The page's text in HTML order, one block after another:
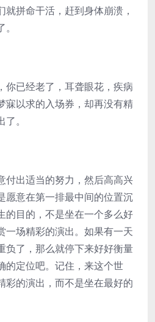
拼命干活，赶到身体崩溃，
已经老了，耳聋眼花，疾病
寐以求的入场券，却再没有精
。
出适当的努力，然后高高兴
愿意在第一排最中间的位置沉
的目的，不是坐在一个多么好
一场精彩的演出。如果有一天
负了，那么就停下来好好衡量
的定位吧。记住，来这个世
彩的演出，而不是坐在最好的